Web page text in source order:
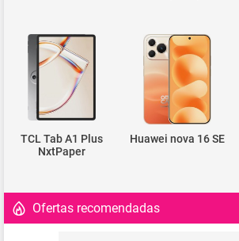
TCL Tab A1 Plus
NxtPaper
Huawei nova 16 SE
Ofertas recomendadas